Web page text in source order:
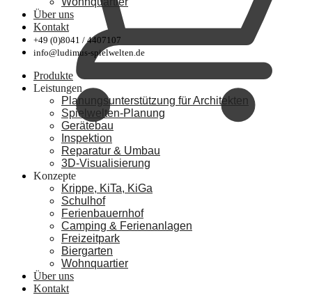
Über uns
Kontakt
+49 (0)8041 / 4407107
info@ludimus-spielwelten.de
Produkte
Leistungen
Planungsunterstützung für Architekten
Spielwelten-Planung
Gerätebau
Inspektion
Reparatur & Umbau
3D-Visualisierung
Konzepte
Krippe, KiTa, KiGa
Schulhof
Ferienbauernhof
Camping & Ferienanlagen
Freizeitpark
Biergarten
Wohnquartier
Über uns
Kontakt